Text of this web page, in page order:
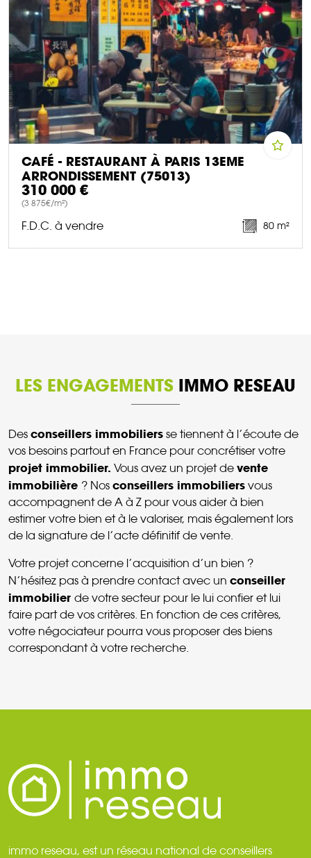
CAFÉ - RESTAURANT À PARIS 13EME
ARRONDISSEMENT (75013)
310 000 €
(3 875€/m²)
F.D.C. à vendre 80 m²
LES ENGAGEMENTS IMMO RESEAU
Des conseillers immobiliers se tiennent à l’écoute de
vos besoins partout en France pour concrétiser votre
projet immobilier. Vous avez un projet de vente
immobilière ? Nos conseillers immobiliers vous
accompagnent de A à Z pour vous aider à bien
estimer votre bien et à le valoriser, mais également lors
de la signature de l’acte définitif de vente.
Votre projet concerne l’acquisition d’un bien ?
N’hésitez pas à prendre contact avec un conseiller
immobilier de votre secteur pour le lui confier et lui
faire part de vos critères. En fonction de ces critères,
votre négociateur pourra vous proposer des biens
correspondant à votre recherche.
immo reseau, est un réseau national de conseillers